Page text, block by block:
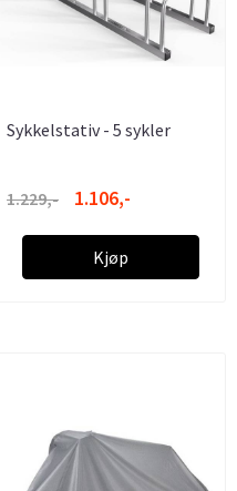
Sykkelstativ - 5 sykler
1.229,- 1.106,-
Kjøp